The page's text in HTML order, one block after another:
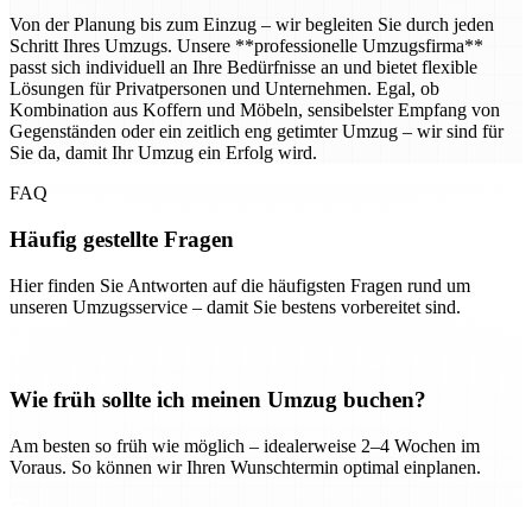
Von der Planung bis zum Einzug – wir begleiten Sie durch jeden
Schritt Ihres Umzugs. Unsere **professionelle Umzugsfirma**
passt sich individuell an Ihre Bedürfnisse an und bietet flexible
Lösungen für Privatpersonen und Unternehmen. Egal, ob
Kombination aus Koffern und Möbeln, sensibelster Empfang von
Gegenständen oder ein zeitlich eng getimter Umzug – wir sind für
Sie da, damit Ihr Umzug ein Erfolg wird.
FAQ
Häufig gestellte Fragen
Hier finden Sie Antworten auf die häufigsten Fragen rund um
unseren Umzugsservice – damit Sie bestens vorbereitet sind.
Wie früh sollte ich meinen Umzug buchen?
Am besten so früh wie möglich – idealerweise 2–4 Wochen im
Voraus. So können wir Ihren Wunschtermin optimal einplanen.